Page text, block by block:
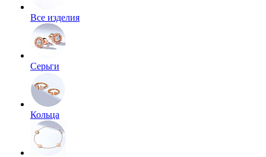
Все изделия
Серьги
Кольца